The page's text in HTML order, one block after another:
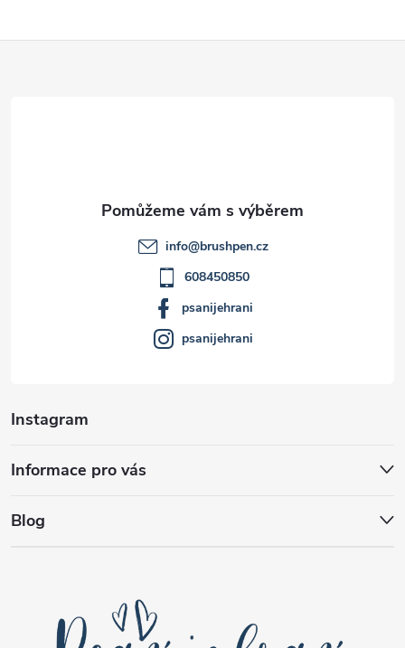
Instagram
Informace pro vás
Blog
info@brushpen.cz
608450850
psanijehrani
psanijehrani